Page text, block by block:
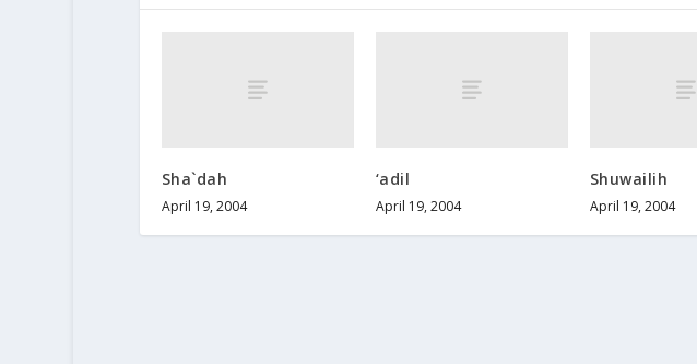
Sha`dah
April 19, 2004
‘adil
April 19, 2004
Shuwailih
April 19, 2004